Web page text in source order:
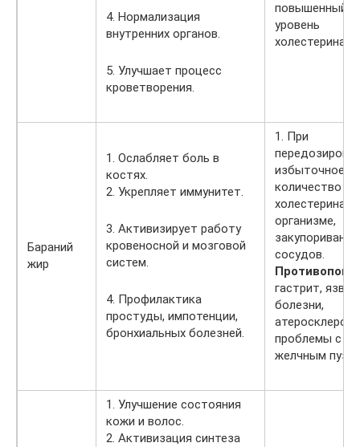
4. Нормализация
внутренних органов.
5. Улучшает процесс
кроветворения.
повышенный
уровень
холестерина.
Бараний
жир
1. Ослабляет боль в
костях.
2. Укрепляет иммунитет.
3. Активизирует работу
кровеносной и мозговой
систем.
4. Профилактика
простуды, импотенции,
бронхиальных болезней.
1. При
избыточное
количество
холестерина в
организме,
закупоривание
сосудов.
гастрит,
болезни,
атеросклероз,
проблемы с
желчным
1. Улучшение состояния
кожи и волос.
2. Активизация синтеза